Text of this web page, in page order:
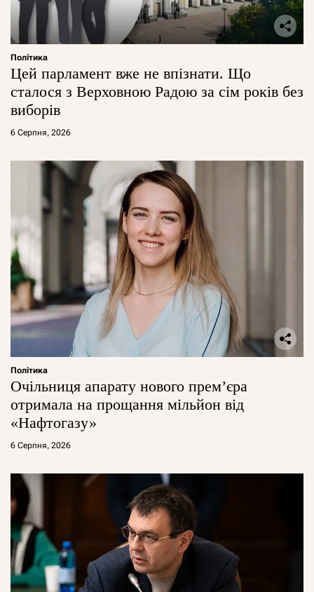
Політика
Цей парламент вже не впізнати. Що
сталося з Верховною Радою за сім років без
виборів
6 Серпня, 2026
Політика
Очільниця апарату нового прем’єра
отримала на прощання мільйон від
«Нафтогазу»
6 Серпня, 2026